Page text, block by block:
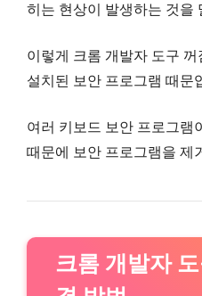
히는 현상이 발생하는 것을
이렇게 크롬 개발자 도구
설치된 보안 프로그램 때문
여러 키보드 보안 프로그램
때문에 보안 프로그램을 제
크롬 개발자